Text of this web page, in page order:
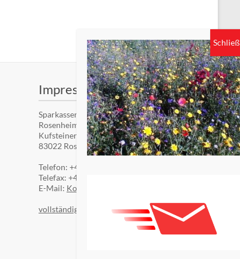
Impressum
Sparkassenstiftung Zukunft für die Stadt
Rosenheim
Kufsteiner Str. 7
83022 Rosenheim
Telefon: +49 (8031) 182-84510
Telefax: +49 (8031) 182-84550
E-Mail: Kontaktformular
vollständiges Impressum »